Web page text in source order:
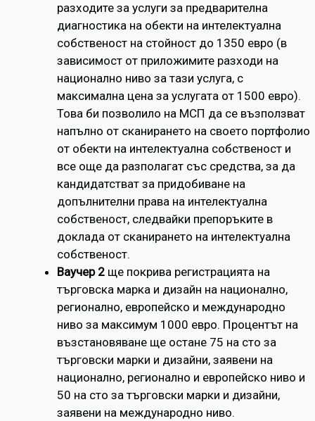
разходите за услуги за предварителна
диагностика на обекти на интелектуална
собственост на стойност до 1350 евро (в
зависимост от приложимите разходи на
национално ниво за тази услуга, с
максимална цена за услугата от 1500 евро).
Това би позволило на МСП да се възползват
напълно от сканирането на своето портфолио
от обекти на интелектуална собственост и
все още да разполагат със средства, за да
кандидатстват за придобиване на
допълнителни права на интелектуална
собственост, следвайки препоръките в
доклада от сканирането на интелектуална
собственост.
Ваучер 2ще покрива регистрацията на
търговска марка и дизайн на национално,
регионално, европейско и международно
ниво за максимум 1000 евро. Процентът на
възстановяване ще остане 75 на сто за
търговски марки и дизайни, заявени на
национално, регионално и европейско ниво и
50 на сто за търговски марки и дизайни,
заявени на международно ниво.